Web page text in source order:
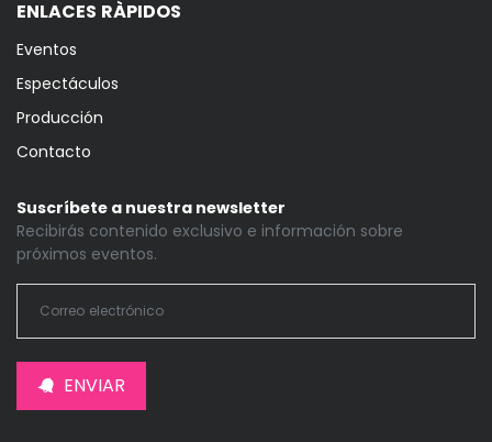
ENLACES RÀPIDOS
Eventos
Espectáculos
Producción
Contacto
Suscríbete a nuestra newsletter
Recibirás contenido exclusivo e información sobre
próximos eventos.
ENVIAR